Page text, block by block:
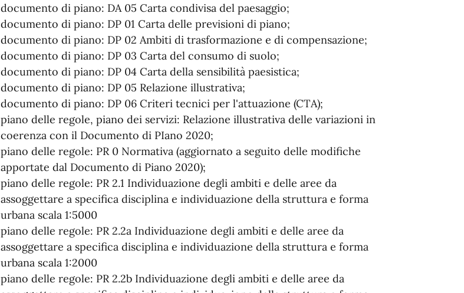
documento di piano: DA 05 Carta condivisa del paesaggio;
documento di piano: DP 01 Carta delle previsioni di piano;
documento di piano: DP 02 Ambiti di trasformazione e di compensazione;
documento di piano: DP 03 Carta del consumo di suolo;
documento di piano: DP 04 Carta della sensibilità paesistica;
documento di piano: DP 05 Relazione illustrativa;
documento di piano: DP 06 Criteri tecnici per l'attuazione (CTA);
piano delle regole, piano dei servizi: Relazione illustrativa delle variazioni in
coerenza con il Documento di PIano 2020;
piano delle regole: PR 0 Normativa (aggiornato a seguito delle modifiche
apportate dal Documento di Piano 2020);
piano delle regole: PR 2.1 Individuazione degli ambiti e delle aree da
assoggettare a specifica disciplina e individuazione della struttura e forma
urbana scala 1:5000
piano delle regole: PR 2.2a Individuazione degli ambiti e delle aree da
assoggettare a specifica disciplina e individuazione della struttura e forma
urbana scala 1:2000
piano delle regole: PR 2.2b Individuazione degli ambiti e delle aree da